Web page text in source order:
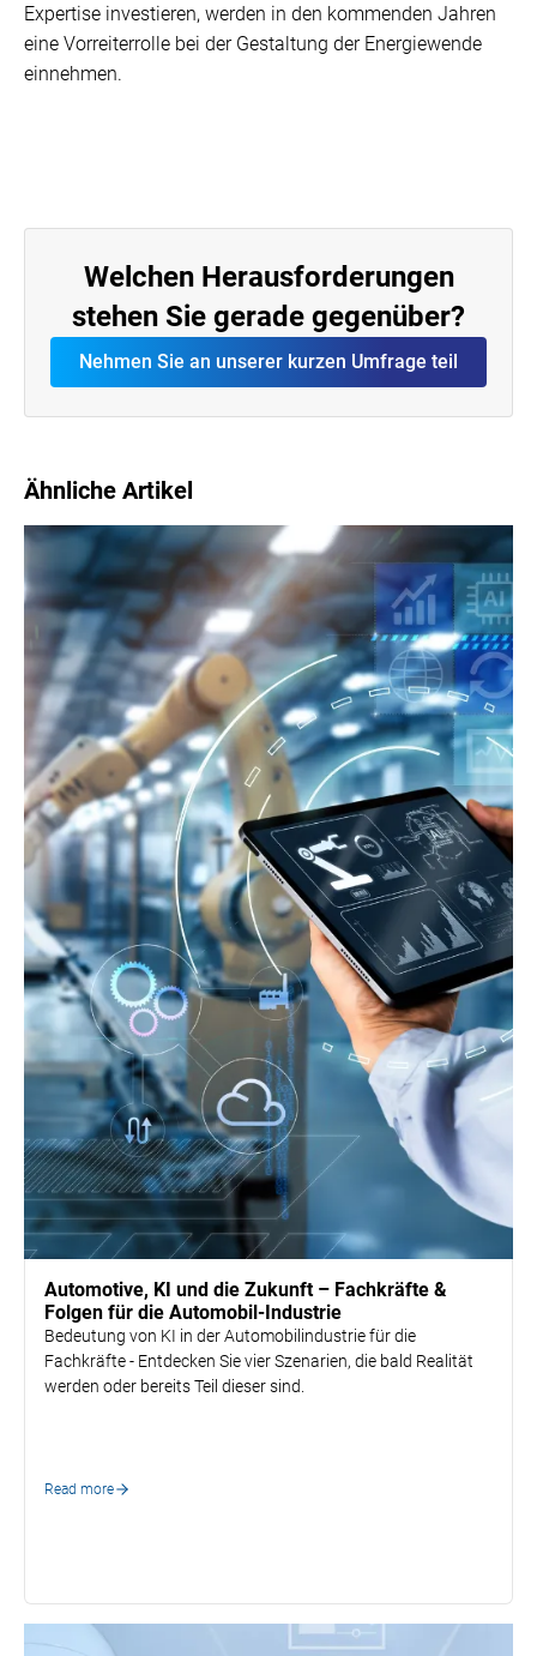
Expertise investieren, werden in den kommenden Jahren
eine Vorreiterrolle bei der Gestaltung der Energiewende
einnehmen.
Welchen Herausforderungen
stehen Sie gerade gegenüber?
Nehmen Sie an unserer kurzen Umfrage teil
Ähnliche Artikel
Automotive, KI und die Zukunft – Fachkräfte &
Folgen für die Automobil-Industrie
Bedeutung von KI in der Automobilindustrie für die
Fachkräfte - Entdecken Sie vier Szenarien, die bald Realität
werden oder bereits Teil dieser sind.
Read more